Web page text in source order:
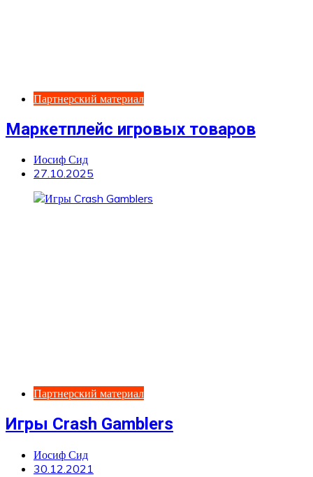
Партнерский материал
Маркетплейс игровых товаров
Иосиф Сид
27.10.2025
Партнерский материал
Игры Crash Gamblers
Иосиф Сид
30.12.2021